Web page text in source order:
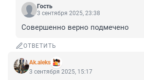
Гость
3 сентября 2025, 23:38
Совершенно верно подмечено
ОТВЕТИТЬ
Ak.aleks
3 сентября 2025, 15:17